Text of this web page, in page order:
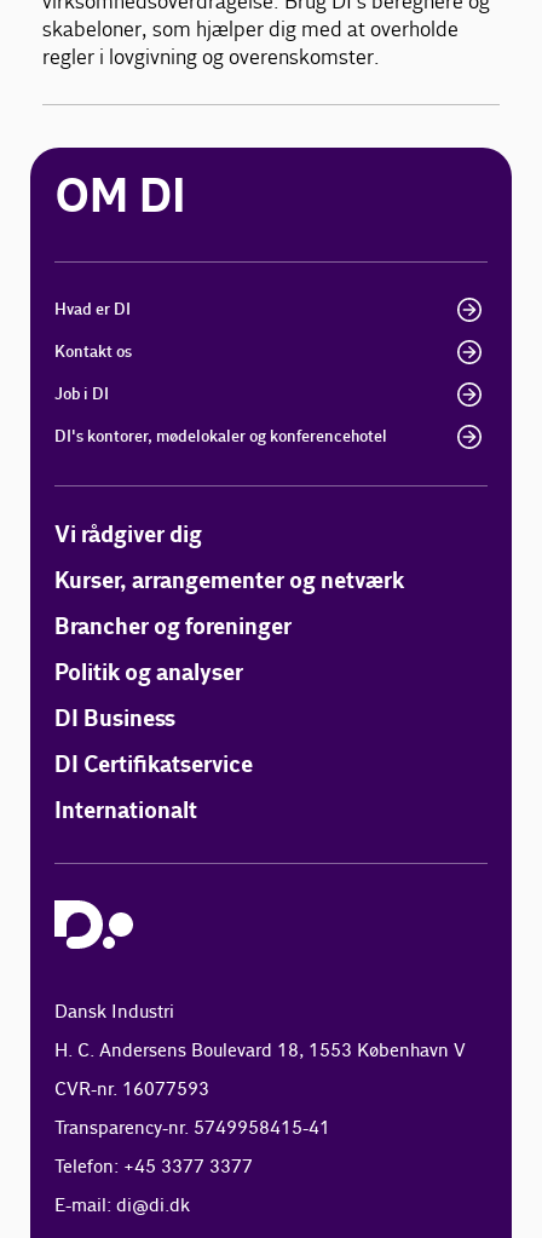
skabeloner, som hjælper dig med at overholde
regler i lovgivning og overenskomster.
OM DI
Hvad er DI
Kontakt os
Job i DI
DI's kontorer, mødelokaler og konferencehotel
Vi rådgiver dig
Kurser, arrangementer og netværk
Brancher og foreninger
Politik og analyser
DI Business
DI Certifikatservice
Internationalt
Dansk Industri
H. C. Andersens Boulevard 18, 1553 København V
CVR-nr. 16077593
Transparency-nr. 5749958415-41
Telefon: +45 3377 3377
E-mail:di@di.dk